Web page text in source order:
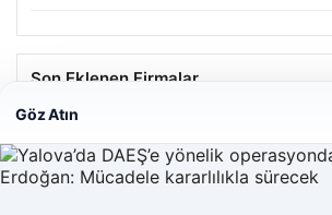
Son Eklenen Firmalar
Göz Atın